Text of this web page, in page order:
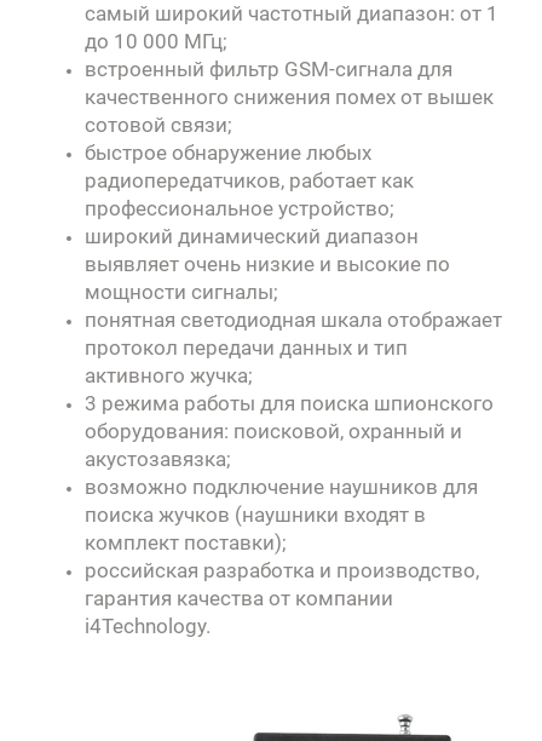
самый широкий частотный диапазон: от 1
до 10 000 МГц;
встроенный фильтр GSM-сигнала для
качественного снижения помех от вышек
сотовой связи;
быстрое обнаружение любых
радиопередатчиков, работает как
профессиональное устройство;
широкий динамический диапазон
выявляет очень низкие и высокие по
мощности сигналы;
понятная светодиодная шкала отображает
протокол передачи данных и тип
активного жучка;
3 режима работы для поиска шпионского
оборудования: поисковой, охранный и
акустозавязка;
возможно подключение наушников для
поиска жучков (наушники входят в
комплект поставки);
российская разработка и производство,
гарантия качества от компании
i4Technology.